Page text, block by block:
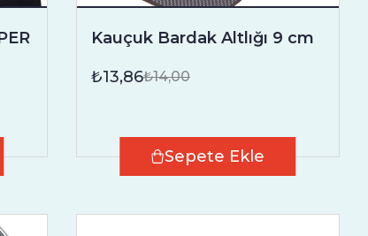
Kauçuk Bardak Altlığı 9 cm
₺13,86₺14,00
Sepete Ekle